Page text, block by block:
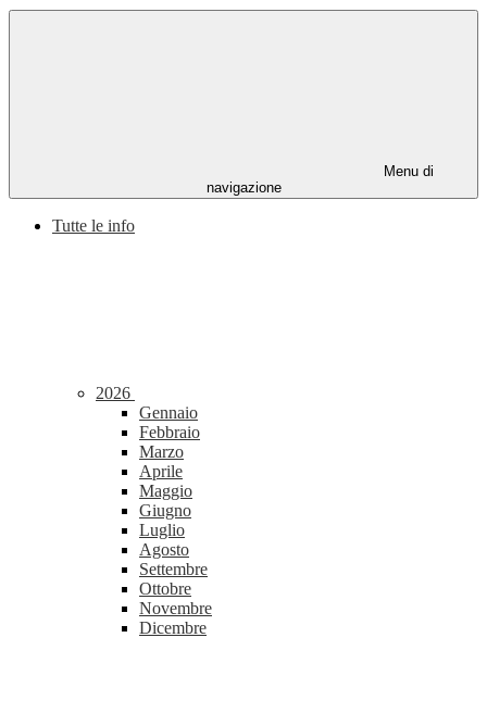
Menu di
navigazione
Tutte le info
2026
Gennaio
Febbraio
Marzo
Aprile
Maggio
Giugno
Luglio
Agosto
Settembre
Ottobre
Novembre
Dicembre